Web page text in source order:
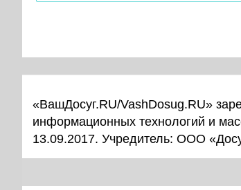
«ВашДосуг.RU/VashDosug.RU»
информационных технологий и
13.09.2017. Учредитель: ООО